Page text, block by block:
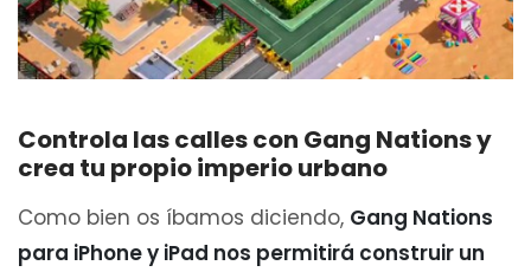
Controla las calles con Gang Nations y
crea tu propio imperio urbano
Como bien os íbamos diciendo, Gang Nations
para iPhone y iPad nos permitirá construir un